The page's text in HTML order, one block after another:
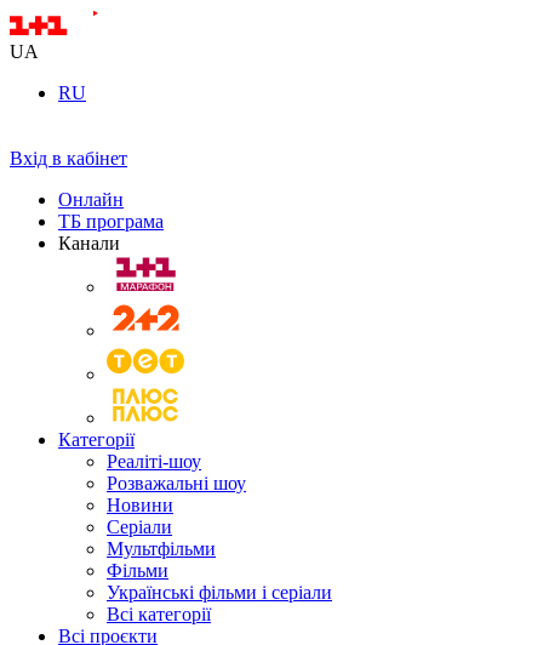
UA
RU
Вхід в кабінет
Онлайн
ТБ програма
Канали
Категорії
Реаліті-шоу
Розважальні шоу
Новини
Серіали
Мультфільми
Фільми
Українські фільми і серіали
Всі категорії
Всі проєкти